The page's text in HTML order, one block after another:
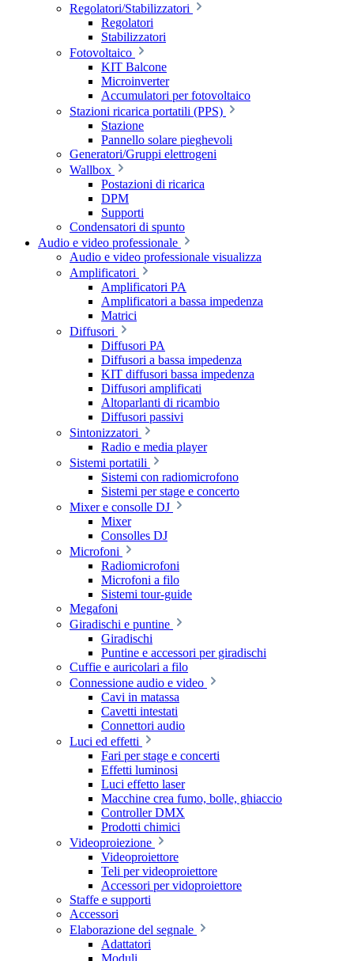
Regolatori/Stabilizzatori
Regolatori
Stabilizzatori
Fotovoltaico
KIT Balcone
Microinverter
Accumulatori per fotovoltaico
Stazioni ricarica portatili (PPS)
Stazione
Pannello solare pieghevoli
Generatori/Gruppi elettrogeni
Wallbox
Postazioni di ricarica
DPM
Supporti
Condensatori di spunto
Audio e video professionale
Audio e video professionale visualizza
Amplificatori
Amplificatori PA
Amplificatori a bassa impedenza
Matrici
Diffusori
Diffusori PA
Diffusori a bassa impedenza
KIT diffusori bassa impedenza
Diffusori amplificati
Altoparlanti di ricambio
Diffusori passivi
Sintonizzatori
Radio e media player
Sistemi portatili
Sistemi con radiomicrofono
Sistemi per stage e concerto
Mixer e consolle DJ
Mixer
Consolles DJ
Microfoni
Radiomicrofoni
Microfoni a filo
Sistemi tour-guide
Megafoni
Giradischi e puntine
Giradischi
Puntine e accessori per giradischi
Cuffie e auricolari a filo
Connessione audio e video
Cavi in matassa
Cavetti intestati
Connettori audio
Luci ed effetti
Fari per stage e concerti
Effetti luminosi
Luci effetto laser
Macchine crea fumo, bolle, ghiaccio
Controller DMX
Prodotti chimici
Videoproiezione
Videoproiettore
Teli per videoproiettore
Accessori per vidoproiettore
Staffe e supporti
Accessori
Elaborazione del segnale
Adattatori
Moduli